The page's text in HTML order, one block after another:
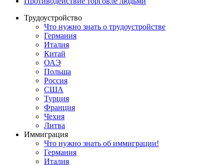
Трудоустройство
Что нужно знать о трудоустройстве
Германия
Италия
Китай
ОАЭ
Польша
Россия
США
Турция
Франция
Чехия
Литва
Иммиграция
Что нужно знать об иммиграции!
Германия
Италия